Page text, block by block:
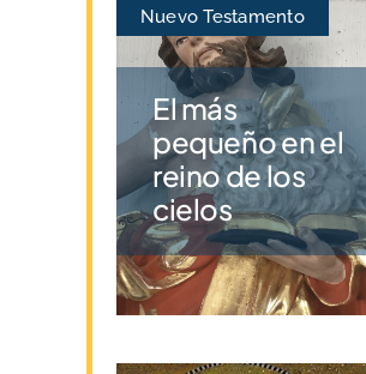
Nuevo Testamento
El más
pequeño en el
reino de los
cielos